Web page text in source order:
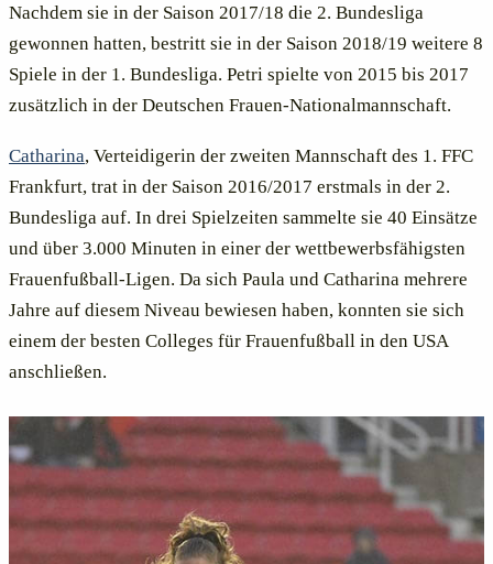
Nachdem sie in der Saison 2017/18 die 2. Bundesliga
gewonnen hatten, bestritt sie in der Saison 2018/19 weitere 8
Spiele in der 1. Bundesliga. Petri spielte von 2015 bis 2017
zusätzlich in der Deutschen Frauen-Nationalmannschaft.
Catharina, Verteidigerin der zweiten Mannschaft des 1. FFC
Frankfurt, trat in der Saison 2016/2017 erstmals in der 2.
Bundesliga auf. In drei Spielzeiten sammelte sie 40 Einsätze
und über 3.000 Minuten in einer der wettbewerbsfähigsten
Frauenfußball-Ligen. Da sich Paula und Catharina mehrere
Jahre auf diesem Niveau bewiesen haben, konnten sie sich
einem der besten Colleges für Frauenfußball in den USA
anschließen.